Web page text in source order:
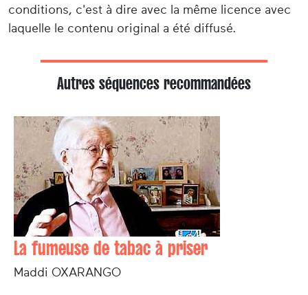
conditions, c'est à dire avec la même licence avec
laquelle le contenu original a été diffusé.
Autres séquences recommandées
La fumeuse de tabac à priser
Maddi OXARANGO